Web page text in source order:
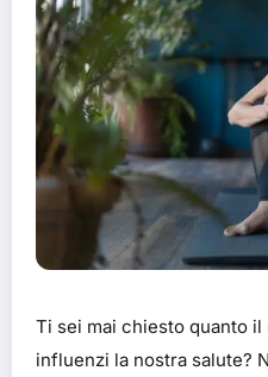
Ti sei mai chiesto quanto
influenzi la nostra salute?